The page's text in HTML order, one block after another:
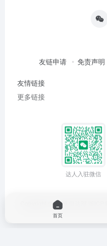
友链申请 免责声明
友情链接
更多链接
达人入驻微信
Copyright © 2026
首页